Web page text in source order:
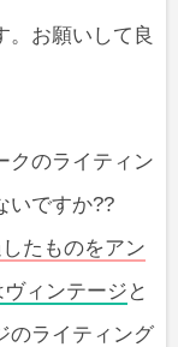
。お願いして良
クのライティン
いですか??
たものをアン
ィンテージ と
のライティング